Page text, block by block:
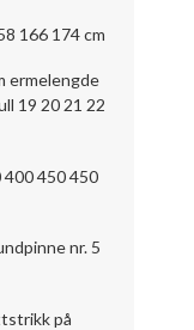
166 174 cm
ermelengde
19 20 21 22
450 450
nr. 5
på